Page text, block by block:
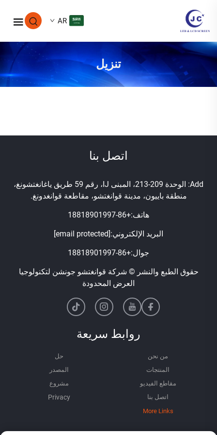
AR
تنزيل
اتصل بنا
Add: الوحدة 209-213، المبنى IJ، رقم 59 طريق ياغانغتشونغ،
منطقة باييون، مدينة قوانغتشو، مقاطعة قوانغدونغ.
هاتف:+86-18818901997
البريد الإلكتروني:[email protected]
جوال:+86-18818901997
حقوق الطبع والنشر © شركة قوانغتشو جونشن لتكنولوجيا
العرض المحدودة
روابط سريعة
من نحن
حل
المنتجات
المصدر
مقاطع الفيديو
مشروع
اتصل بنا
More Links